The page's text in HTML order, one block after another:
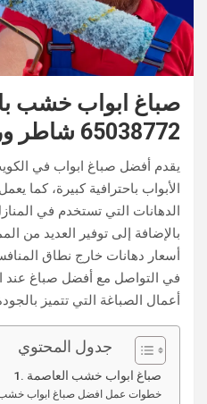
صباغ ابواب خشب
65038772 شاطر ورخيص
يقدم أفضل صباغ ابواب في
الأبواب باحترافية كبيرة، كما
الدهانات التي تستخدم في
بالإضافة إلى توفير العديد من
أسعار دهانات خارج نطاق
في التواصل مع أفضل صباغ عند
أعمال الصباغة التي تتميز
جدول المحتوي
صباغ ابواب خشب العاصمة
خطوات عمل افضل صباغ ابواب